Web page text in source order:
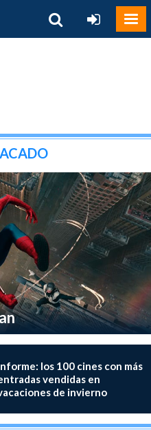
los 100 cines con más
vendidas en
de invierno